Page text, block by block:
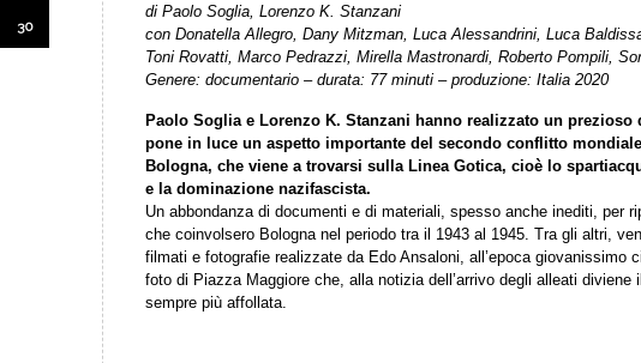
di Paolo Soglia, Lorenzo K. Stanzani
con Donatella Allegro, Dany Mitzman, Luca Alessandrini, Luca
Toni Rovatti, Marco Pedrazzi, Mirella Mastronardi, Roberto Pompili,
Genere: documentario – durata: 77 minuti – produzione: Italia 2020
Paolo Soglia e Lorenzo K. Stanzani hanno realizzato un prezioso
pone in luce un aspetto importante del secondo conflitto
Bologna, che viene a trovarsi sulla Linea Gotica, cioè lo
e la dominazione nazifascista.
Un abbondanza di documenti e di materiali, spesso anche inediti, per
che coinvolsero Bologna nel periodo tra il 1943 al 1945. Tra gli altri,
filmati e fotografie realizzate da Edo Ansaloni, all’epoca giovanissimo
foto di Piazza Maggiore che, alla notizia dell’arrivo degli alleati diviene
sempre più affollata.
30